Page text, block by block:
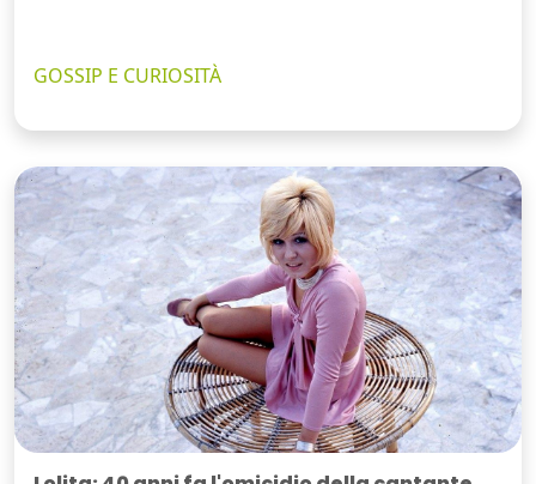
GOSSIP E CURIOSITÀ